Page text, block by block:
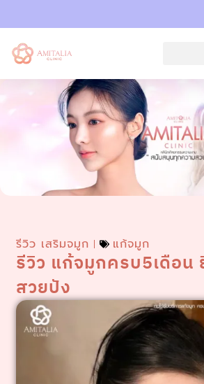
รีวิว เสริมจมูก แก้จมูก
รีวิว แก้จมูกครบ5เดือน
สวยปัง